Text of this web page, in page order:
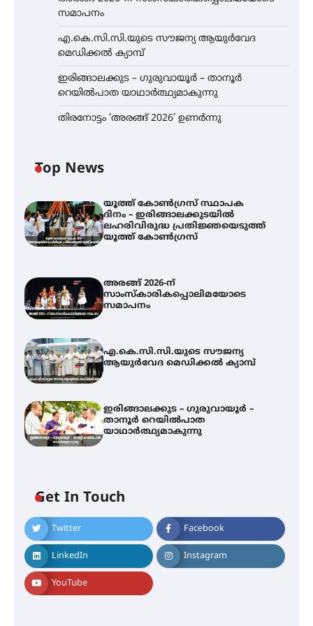
സമാപനം
എ.കെ.സി.സി.യുടെ സൗജന്യ ആയുർവേദ
മെഡിക്കൽ ക്യാമ്പ്
ഇരിങ്ങാലക്കുട – ഗുരുവായൂർ – താനൂർ
റെയിൽപാത യാഥാർത്ഥ്യമാകുന്നു
തിരനോട്ടം ‘അരങ്ങ് 2026’ ഉണർന്നു
Top News
യൂത്ത് കോൺഗ്രസ്‌ സ്ഥാപക
ദിനം – ഇരിങ്ങാലക്കുടയിൽ
ലഹരിവിരുദ്ധ പ്രതിജ്ഞയെടുത്ത്
യൂത്ത് കോൺഗ്രസ്
അരങ്ങ് 2026-ന്
സാംസ്കാരികപ്പൊലിമയോടെ
സമാപനം
എ.കെ.സി.സി.യുടെ സൗജന്യ
ആയുർവേദ മെഡിക്കൽ ക്യാമ്പ്
ഇരിങ്ങാലക്കുട – ഗുരുവായൂർ –
താനൂർ റെയിൽപാത
യാഥാർത്ഥ്യമാകുന്നു
Get In Touch
Twitter Facebook
LinkedIn Instagram
YouTube
എ.കെ.സി.സി.യുടെ സൗജന്യ
ആയുർവേദ മെഡിക്കൽ ക്യാമ്പ്